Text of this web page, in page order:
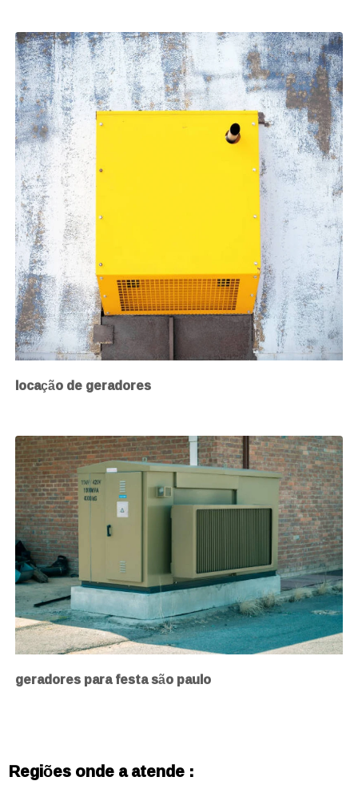
locação de geradores
geradores para festa são paulo
Regiões onde a atende :